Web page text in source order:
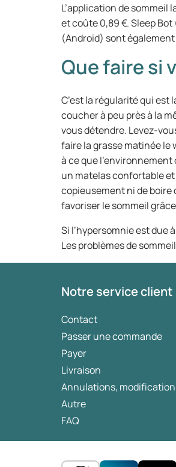
L’application de sommeil
et coûte 0,89 €. Sleep
(Android) sont
Que faire si
C’est la régularité qui est
coucher à peu près à la
vous détendre. Levez-
faire la grasse matinée le
à ce que
un matelas confortable
copieusement ni de boire
favoriser le sommeil
Si l’hypersomnie est
Les problèmes de
Notre service client
Contact
Passer une commande
Payer
Livraison
Annulations,
Autre
FAQ